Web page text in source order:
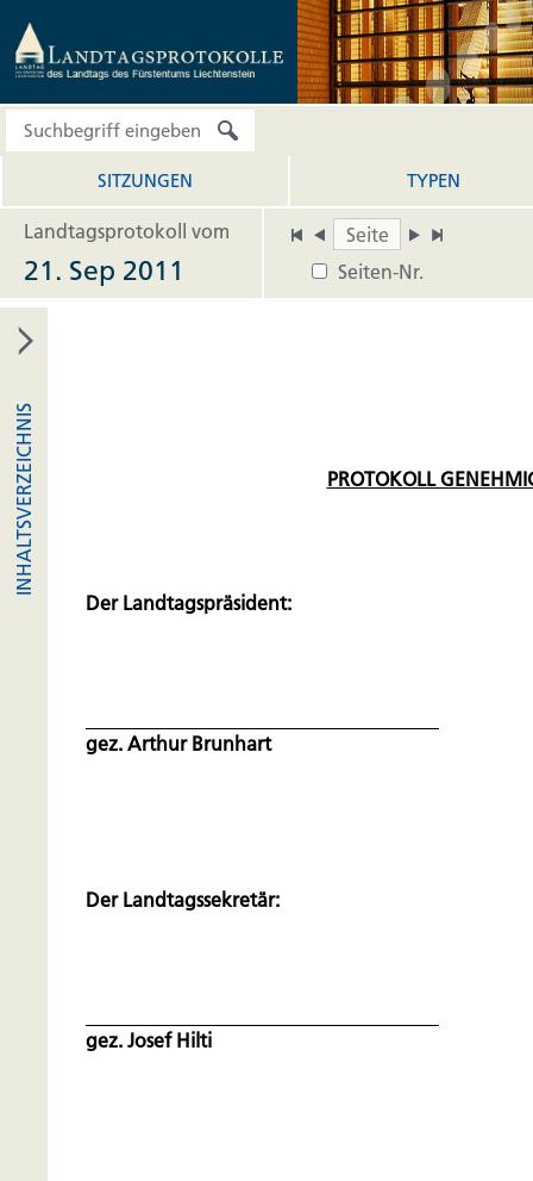
SITZUNGEN TYPEN
Landtagsprotokoll vom
Seiten-Nr.
21. Sep 2011
INHALTSVERZEICHNIS PROTOKOLL
Der Landtagspräsident:
gez. Arthur Brunhart
Der Landtagssekretär:
gez. Josef Hilti